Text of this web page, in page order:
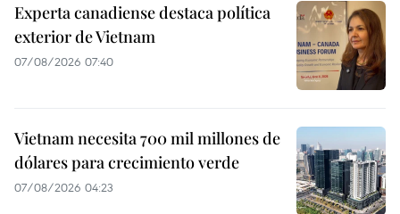
Experta canadiense destaca política
exterior de Vietnam
07/08/2026 07:40
Vietnam necesita 700 mil millones de
dólares para crecimiento verde
07/08/2026 04:23